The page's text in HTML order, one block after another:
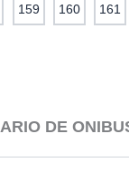
159 160 161
DE